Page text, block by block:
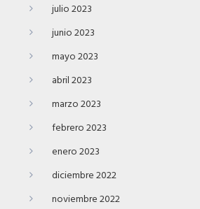
julio 2023
junio 2023
mayo 2023
abril 2023
marzo 2023
febrero 2023
enero 2023
diciembre 2022
noviembre 2022